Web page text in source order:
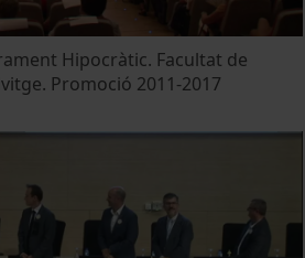
Hipocràtic. Facultat de
Promoció 2011-2017